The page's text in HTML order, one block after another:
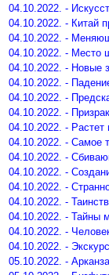
04.10.2022. -
04.10.2022. - Китай
04.10.2022. -
04.10.2022. - Место
04.10.2022. - Новые
04.10.2022. -
04.10.2022. -
04.10.2022. -
04.10.2022. -
04.10.2022. - Самое
04.10.2022. -
04.10.2022. -
04.10.2022. -
04.10.2022. -
04.10.2022. - Тайны
04.10.2022. -
04.10.2022. -
05.10.2022. -